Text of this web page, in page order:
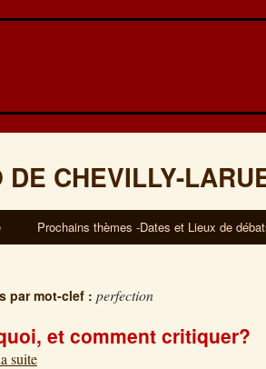
DE CHEVILLY-
Prochains thèmes -Dates et Lieux de
par mot-clef : perfection
et comment critiquer?
suite